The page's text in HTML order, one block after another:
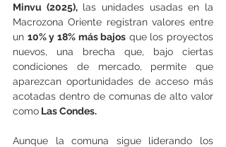
Minvu (2025), las unidades usadas en la
Macrozona Oriente registran valores entre
un 10% y 18% más bajos que los proyectos
nuevos, una brecha que, bajo ciertas
condiciones de mercado, permite que
aparezcan oportunidades de acceso más
acotadas dentro de comunas de alto valor
como Las Condes.
Aunque la comuna sigue liderando los